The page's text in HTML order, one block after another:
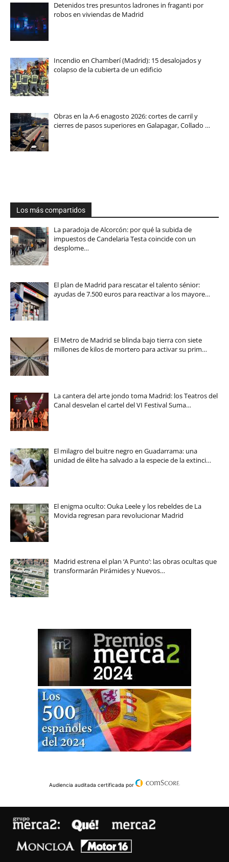
Detenidos tres presuntos ladrones in fraganti por
robos en viviendas de Madrid
Incendio en Chamberí (Madrid): 15 desalojados y
colapso de la cubierta de un edificio
Obras en la A-6 enagosto 2026: cortes de carril y
cierres de pasos superiores en Galapagar, Collado …
Los más compartidos
La paradoja de Alcorcón: por qué la subida de
impuestos de Candelaria Testa coincide con un
desplome…
El plan de Madrid para rescatar el talento sénior:
ayudas de 7.500 euros para reactivar a los mayore…
El Metro de Madrid se blinda bajo tierra con siete
millones de kilos de mortero para activar su prim…
La cantera del arte jondo toma Madrid: los Teatros del
Canal desvelan el cartel del VI Festival Suma…
El milagro del buitre negro en Guadarrama: una
unidad de élite ha salvado a la especie de la extinci…
El enigma oculto: Ouka Leele y los rebeldes de La
Movida regresan para revolucionar Madrid
Madrid estrena el plan ‘A Punto’: las obras ocultas que
transformarán Pirámides y Nuevos…
Audiencia auditada certificada por